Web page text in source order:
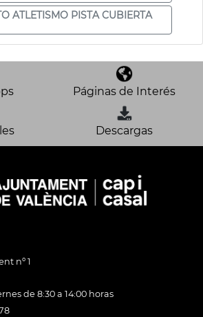
ATLETISMO PISTA CUBIERTA
Páginas de Interés
Descargas
nº 1
de 8:30 a 14:00 horas